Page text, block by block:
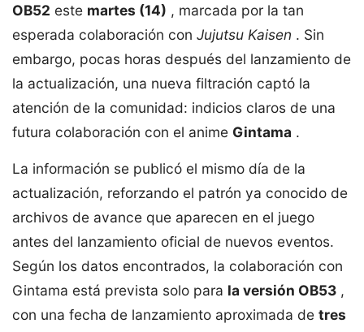
OB52 este martes (14) , marcada por la tan
esperada colaboración con Jujutsu Kaisen . Sin
embargo, pocas horas después del lanzamiento de
la actualización, una nueva filtración captó la
atención de la comunidad: indicios claros de una
futura colaboración con el anime Gintama .
La información se publicó el mismo día de la
actualización, reforzando el patrón ya conocido de
archivos de avance que aparecen en el juego
antes del lanzamiento oficial de nuevos eventos.
Según los datos encontrados, la colaboración con
Gintama está prevista solo para la versión OB53 ,
con una fecha de lanzamiento aproximada de tres